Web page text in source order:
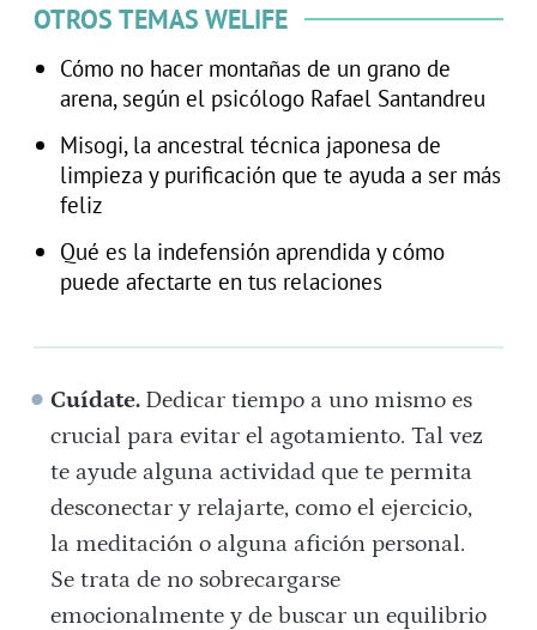
OTROS TEMAS WELIFE
Cómo no hacer montañas de un grano de
arena, según el psicólogo Rafael Santandreu
Misogi, la ancestral técnica japonesa de
limpieza y purificación que te ayuda a ser más
feliz
Qué es la indefensión aprendida y cómo
puede afectarte en tus relaciones
Cuídate. Dedicar tiempo a uno mismo es
crucial para evitar el agotamiento. Tal vez
te ayude alguna actividad que te permita
desconectar y relajarte, como el ejercicio,
la meditación o alguna afición personal.
Se trata de no sobrecargarse
emocionalmente y de buscar un equilibrio